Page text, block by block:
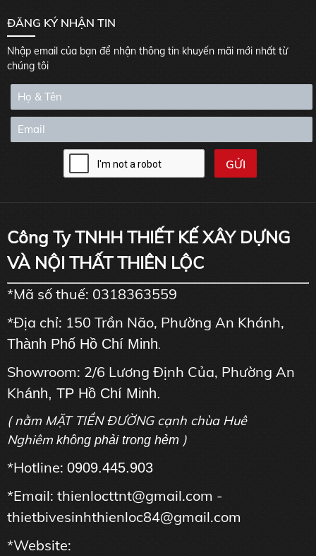
ĐĂNG KÝ NHẬN TIN
Nhập email của bạn để nhận thông tin khuyến mãi mới nhất từ
chúng tôi
Công Ty TNHH THIẾT KẾ XÂY DỰNG
VÀ NỘI THẤT THIÊN LỘC
*Mã số thuế: 0318363559
*Địa chỉ: 150 Trần Não, Phường An Khánh,
Thành Phố Hồ Chí Minh.
Showroom: 2/6 Lương Định Của, Phường An
Khánh, TP Hồ Chí Minh.
( nằm MẶT TIỀN ĐƯỜNG cạnh chùa Huê
Nghiêm không phải trong hẻm )
*Hotline: 0909.445.903
*Email: thienlocttnt@gmail.com -
thietbivesinhthienloc84@gmail.com
*Website: